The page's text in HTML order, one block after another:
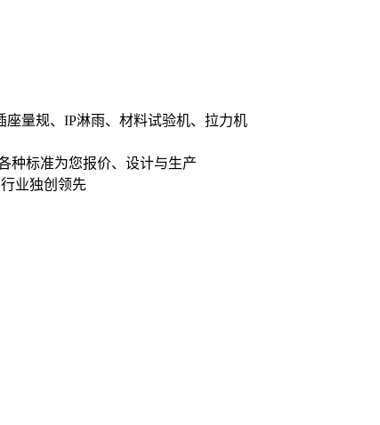
量规、IP淋雨、材料试验机、拉力机
标准为您报价、设计与生产
业独创领先